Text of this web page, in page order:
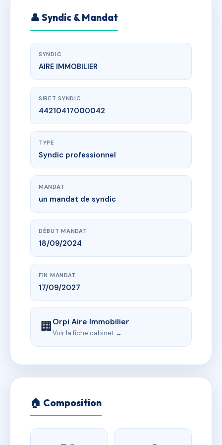
👤 Syndic & Mandat
SYNDIC
AIRE IMMOBILIER
SIRET SYNDIC
44210417000042
TYPE
Syndic professionnel
MANDAT
un mandat de syndic
DÉBUT MANDAT
18/09/2024
FIN MANDAT
17/09/2027
🏢Orpi Aire Immobilier
Voir la fiche cabinet →
🏠 Composition